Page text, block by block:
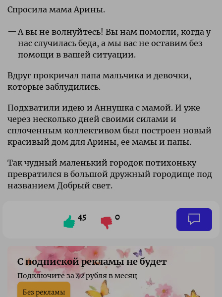
Спросила мама Арины.
А вы не волнуйтесь! Вы нам помогли, когда у
нас случилась беда, а мы вас не оставим без
помощи в вашей ситуации.
Вдруг прокричал папа мальчика и девочки,
которые заблудились.
Подхватили идею и Аннушка с мамой. И уже
через несколько дней своими силами и
сплоченным коллективом был построен новый
красивый дом для Арины, ее мамы и папы.
Так чудный маленький городок потихоньку
превратился в большой дружный городище под
названием Добрый свет.
45 0
С подпиской рекламы не будет
Подключите за 42 рубля в месяц
Без рекламы